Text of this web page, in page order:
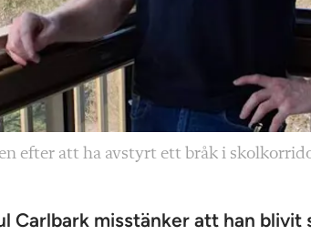
efter att ha avstyrt ett bråk i
Carlbark misstänker att han